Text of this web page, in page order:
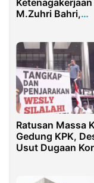
M.Zuhri Bahri,
Sepanjang Hayat”
Ratusan Massa
Gedung KPK,
Usut Dugaan